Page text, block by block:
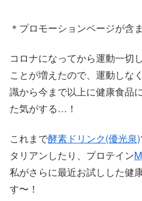
＊プロモーションページが含
コロナになってから運動一切
ことが増えたので、運動しな
識から今まで以上に健康食品
た気がする…！
これまで酵素ドリンク(優光泉)
タリアンしたり、プロテイン
私がさらに最近お試しした健
す〜！